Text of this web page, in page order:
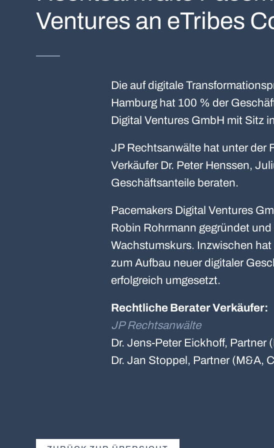
Ventures an eTribes
Die auf digitale
Hamburg hat 100 % der
Digital Ventures GmbH mit Sitz
JP Rechtsanwälte hat unter der
Verkäufer Dr. Peter Henssen,
Geschäftsanteile beraten.
Pacemakers Digital Ventures
Robin Rohrmann gegründet
Wachstumskurs. Inzwischen
zum Aufbau neuer digitaler
erfolgreich umgesetzt.
Rechtliche Berater Verkäufer:
JP Rechtsanwälte
Dr. Jens-Peter Eickhoff, Partner
Dr. Jan Stoppel, Partner (M&A,